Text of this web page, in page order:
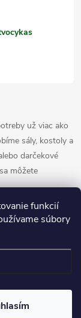
funkcií
súbory
už viac ako
sály, kostoly a
darčekové
môžete